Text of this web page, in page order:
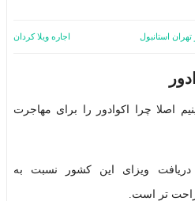
تهران استانبول اجاره ویلا کردان
اصلا چرا اکوادور را برای مهاجرت
دریافت ویزای این کشور نسبت به
راحت تر است.